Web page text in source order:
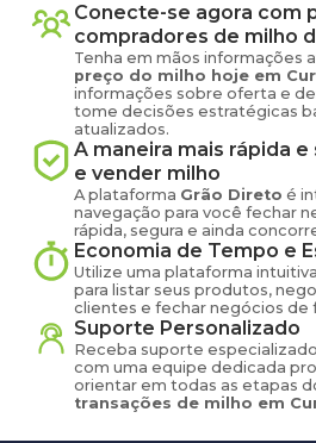
Conecte-se agora com
compradores de milho
Tenha em mãos informações
preço do milho hoje em
informações sobre oferta e
tome decisões estratégicas
atualizados.
A maneira mais rápida
e vender milho
A plataforma Grão Direto é
navegação para você fechar
rápida, segura e ainda
Economia de Tempo e
Utilize uma plataforma
para listar seus produtos,
clientes e fechar negócios de
Suporte Personalizado
Receba suporte
com uma equipe dedicada
orientar em todas as etapas
transações de milho em